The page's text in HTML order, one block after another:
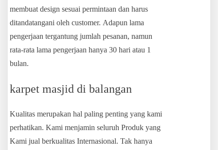
membuat design sesuai permintaan dan harus
ditandatangani oleh customer. Adapun lama
pengerjaan tergantung jumlah pesanan, namun
rata-rata lama pengerjaan hanya 30 hari atau 1
bulan.
karpet masjid di balangan
Kualitas merupakan hal paling penting yang kami
perhatikan. Kami menjamin seluruh Produk yang
Kami jual berkualitas Internasional. Tak hanya